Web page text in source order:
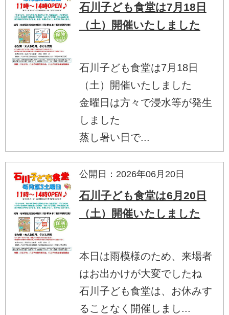
石川子ども食堂は7月18日
（土）開催いたしました
石川子ども食堂は7月18日
（土）開催いたしました
金曜日は方々で浸水等が発生
しました
蒸し暑い日で...
公開日：2026年06月20日
石川子ども食堂は6月20日
（土）開催いたしました
本日は雨模様のため、来場者
はお出かけが大変でしたね
石川子ども食堂は、お休みす
ることなく開催しまし...